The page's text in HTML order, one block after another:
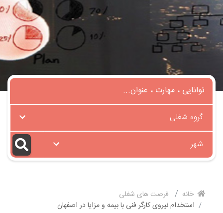
گروه شغلی
شهر
خانه
فرصت های شغلی
استخدام نیروی کارگر فنی با بیمه و مزایا در اصفهان